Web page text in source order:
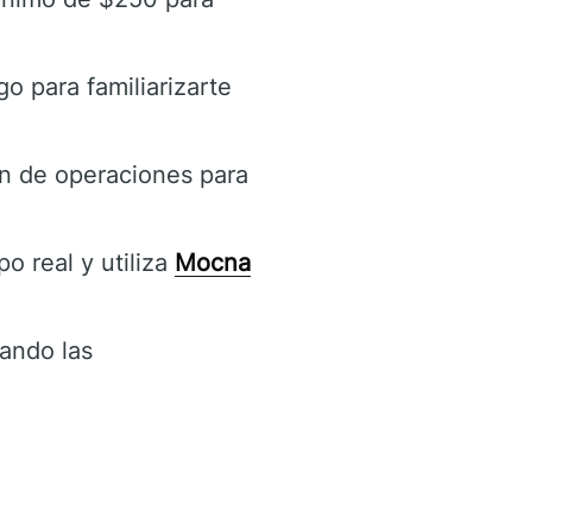
para familiarizarte
de operaciones para
real y utiliza Mocna
las